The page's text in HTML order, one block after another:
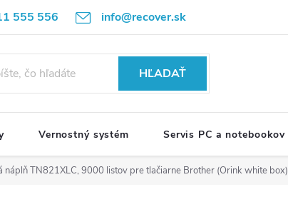
555 556 info@recover.sk
údajov Formulár na odstúpenie od zmluvy
HĽADAŤ
Vernostný systém Servis PC a notebookov
náplň TN821XLC, 9000 listov pre tlačiarne Brother (Orink white box)